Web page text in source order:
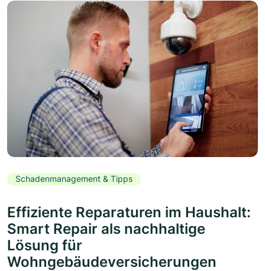
Schadenmanagement & Tipps
Effiziente Reparaturen im Haushalt:
Smart Repair als nachhaltige
Lösung für
Wohngebäudeversicherungen